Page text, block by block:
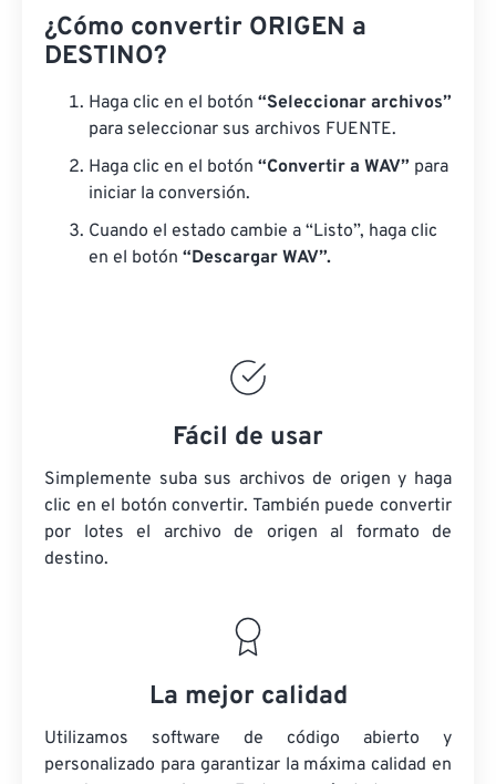
¿Cómo convertir ORIGEN a
DESTINO?
Haga clic en el botón “Seleccionar archivos”
para seleccionar sus archivos FUENTE.
Haga clic en el botón “Convertir a WAV” para
iniciar la conversión.
Cuando el estado cambie a “Listo”, haga clic
en el botón “Descargar WAV”.
Fácil de usar
Simplemente suba sus archivos de origen y haga
clic en el botón convertir. También puede convertir
por lotes el archivo de origen al formato de
destino.
La mejor calidad
Utilizamos software de código abierto y
personalizado para garantizar la máxima calidad en